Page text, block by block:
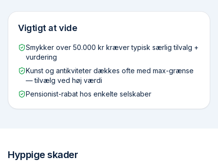
Vigtigt at vide
Smykker over 50.000 kr kræver typisk særlig tilvalg +
vurdering
Kunst og antikviteter dækkes ofte med max-grænse
— tilvælg ved høj værdi
Pensionist-rabat hos enkelte selskaber
Hyppige skader